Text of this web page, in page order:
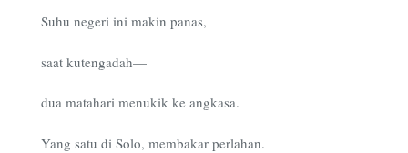
Suhu negeri ini makin panas,
saat kutengadah—
dua matahari menukik ke angkasa.
Yang satu di Solo, membakar perlahan.